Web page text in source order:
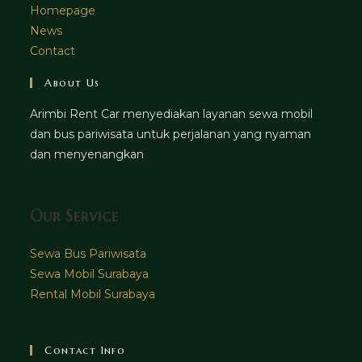
Homepage
News
Contact
About Us
Arimbi Rent Car menyediakan layanan sewa mobil
dan bus pariwisata untuk perjalanan yang nyaman
dan menyenangkan
Our Service
Sewa Bus Pariwisata
Sewa Mobil Surabaya
Rental Mobil Surabaya
Contact Info